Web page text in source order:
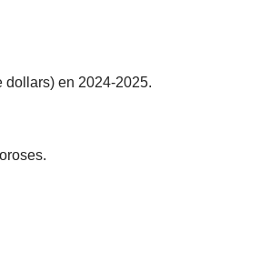
dollars) en 2024-2025.